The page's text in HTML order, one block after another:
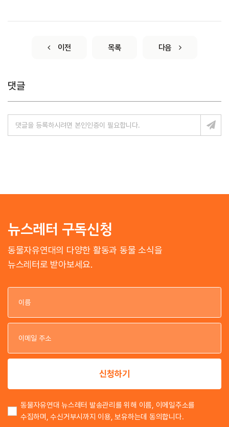
이전 목록 다음
댓글
뉴스레터 구독신청
동물자유연대의 다양한 활동과 동물 소식을
뉴스레터로 받아보세요.
이
이
신청하기
동물자유연대 뉴스레터 발송관리를 위해 이름, 이메일주소를
수집하며, 수신거부시까지 이용, 보유하는데 동의합니다.